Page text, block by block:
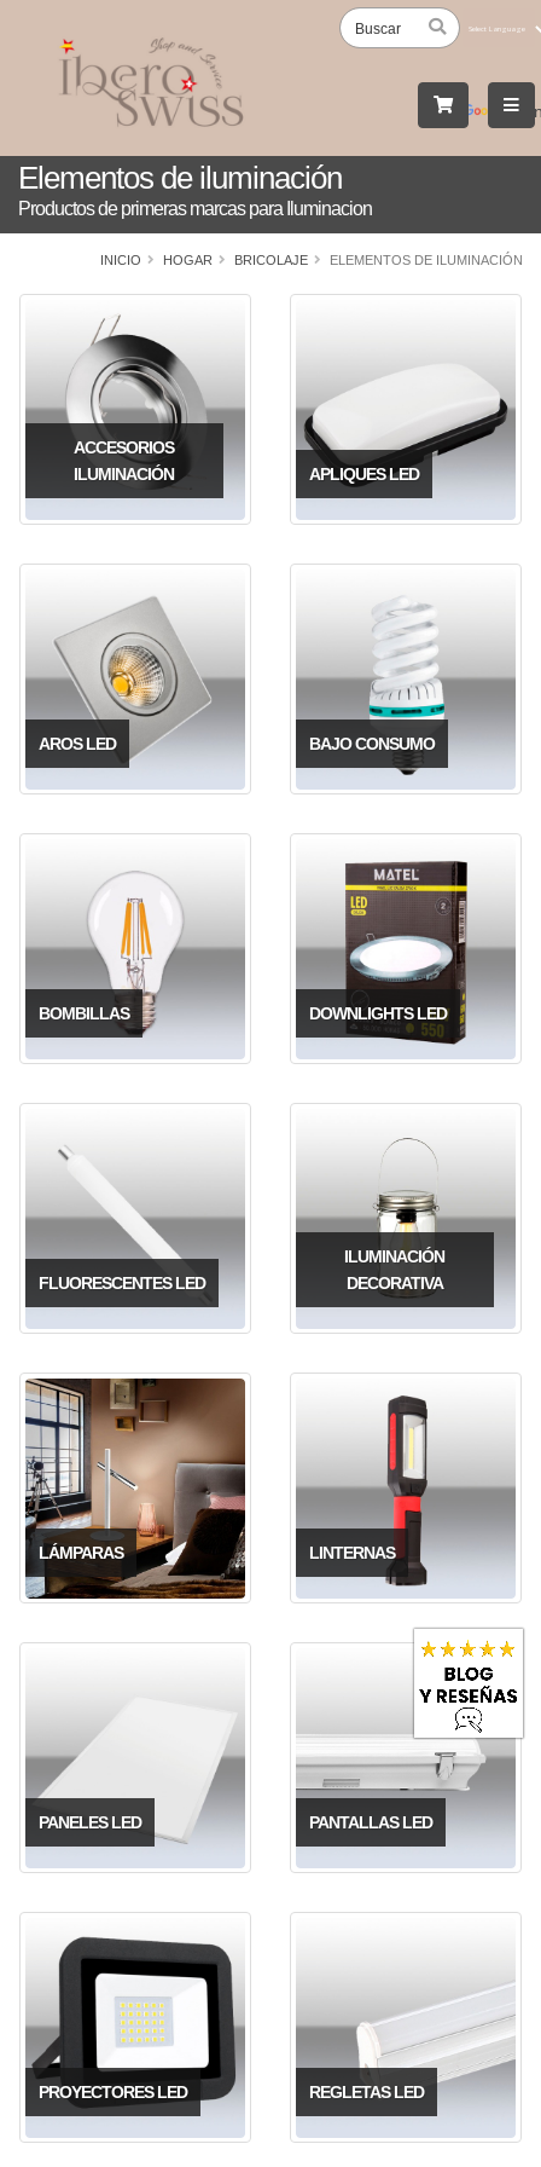
by
Elementos de iluminación
Productos de primeras marcas para Iluminacion
INICIO HOGAR BRICOLAJE ELEMENTOS DE ILUMINACIÓN
ACCESORIOS
ILUMINACIÓN
APLIQUES LED
AROS LED BAJO CONSUMO
BOMBILLAS DOWNLIGHTS LED
FLUORESCENTES LED
ILUMINACIÓN
DECORATIVA
LÁMPARAS LINTERNAS
PANELES LED PANTALLAS LED
PROYECTORES LED REGLETAS LED